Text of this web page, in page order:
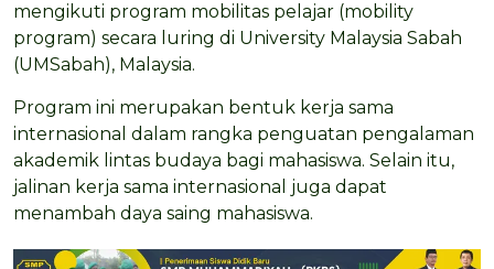
mengikuti program mobilitas pelajar (mobility
program) secara luring di University Malaysia Sabah
(UMSabah), Malaysia.
Program ini merupakan bentuk kerja sama
internasional dalam rangka penguatan pengalaman
akademik lintas budaya bagi mahasiswa. Selain itu,
jalinan kerja sama internasional juga dapat
menambah daya saing mahasiswa.